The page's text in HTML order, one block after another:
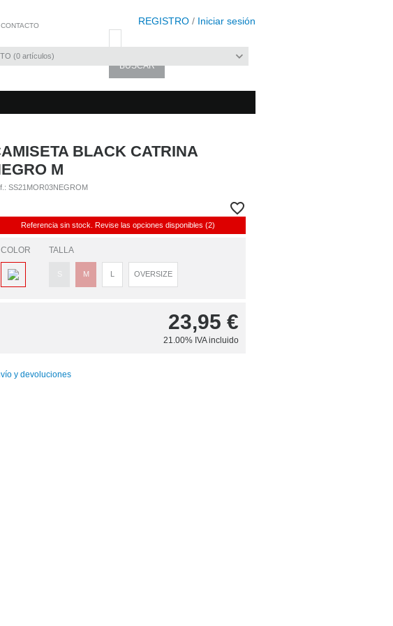
REGISTRO / Iniciar sesión
0 artículos
CONTACTO
BLACK CATRINA
M
SS21MOR03NEGROM
Referencia sin stock. Revise las opciones disponibles (2)
COLOR TALLA
M OVERSIZE
23,95 €
21.00% IVA incluido
y devoluciones